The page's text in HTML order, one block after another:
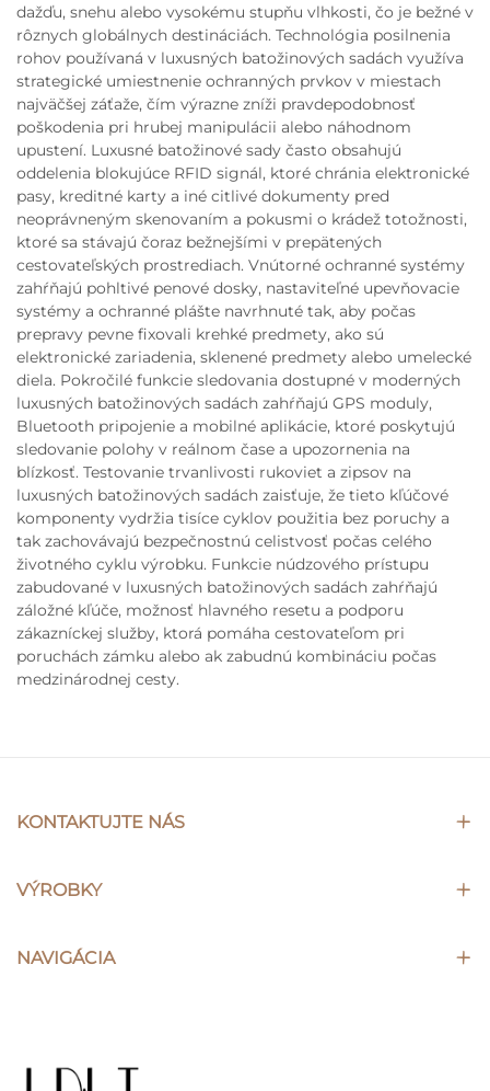
dažďu, snehu alebo vysokému stupňu vlhkosti, čo je bežné v
rôznych globálnych destináciách. Technológia posilnenia
rohov používaná v luxusných batožinových sadách využíva
strategické umiestnenie ochranných prvkov v miestach
najväčšej záťaže, čím výrazne zníži pravdepodobnosť
poškodenia pri hrubej manipulácii alebo náhodnom
upustení. Luxusné batožinové sady často obsahujú
oddelenia blokujúce RFID signál, ktoré chránia elektronické
pasy, kreditné karty a iné citlivé dokumenty pred
neoprávneným skenovaním a pokusmi o krádež totožnosti,
ktoré sa stávajú čoraz bežnejšími v prepätených
cestovateľských prostrediach. Vnútorné ochranné systémy
zahŕňajú pohltivé penové dosky, nastaviteľné upevňovacie
systémy a ochranné plášte navrhnuté tak, aby počas
prepravy pevne fixovali krehké predmety, ako sú
elektronické zariadenia, sklenené predmety alebo umelecké
diela. Pokročilé funkcie sledovania dostupné v moderných
luxusných batožinových sadách zahŕňajú GPS moduly,
Bluetooth pripojenie a mobilné aplikácie, ktoré poskytujú
sledovanie polohy v reálnom čase a upozornenia na
blízkosť. Testovanie trvanlivosti rukoviet a zipsov na
luxusných batožinových sadách zaisťuje, že tieto kľúčové
komponenty vydržia tisíce cyklov použitia bez poruchy a
tak zachovávajú bezpečnostnú celistvosť počas celého
životného cyklu výrobku. Funkcie núdzového prístupu
zabudované v luxusných batožinových sadách zahŕňajú
záložné kľúče, možnosť hlavného resetu a podporu
zákazníckej služby, ktorá pomáha cestovateľom pri
poruchách zámku alebo ak zabudnú kombináciu počas
medzinárodnej cesty.
KONTAKTUJTE NÁS
VÝROBKY
NAVIGÁCIA